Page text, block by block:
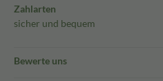
Zahlarten
sicher und bequem
Bewerte uns